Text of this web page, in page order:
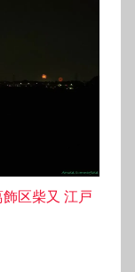
区柴又 江戸